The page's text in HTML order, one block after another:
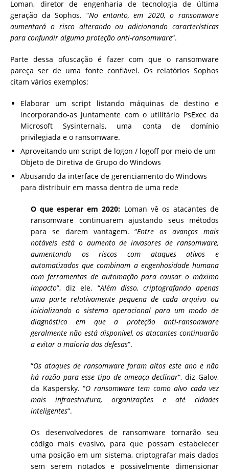
Loman, diretor de engenharia de tecnologia de última
geração da Sophos. “No entanto, em 2020, o ransomware
aumentará o risco alterando ou adicionando características
para confundir alguma proteção anti-ransomware“.
Parte dessa ofuscação é fazer com que o ransomware
pareça ser de uma fonte confiável. Os relatórios Sophos
citam vários exemplos:
Elaborar um script listando máquinas de destino e
incorporando-as juntamente com o utilitário PsExec da
Microsoft Sysinternals, uma conta de domínio
privilegiada e o ransomware.
Aproveitando um script de logon / logoff por meio de um
Objeto de Diretiva de Grupo do Windows
Abusando da interface de gerenciamento do Windows
para distribuir em massa dentro de uma rede
O que esperar em 2020: Loman vê os atacantes de
ransomware continuarem ajustando seus métodos
para se darem vantagem. “Entre os avanços mais
notáveis ​​está o aumento de invasores de ransomware,
aumentando os riscos com ataques ativos e
automatizados que combinam a engenhosidade humana
com ferramentas de automação para causar o máximo
impacto”, diz ele. “Além disso, criptografando apenas
uma parte relativamente pequena de cada arquivo ou
inicializando o sistema operacional para um modo de
diagnóstico em que a proteção anti-ransomware
geralmente não está disponível, os atacantes continuarão
a evitar a maioria das defesas“.
“Os ataques de ransomware foram altos este ano e não
há razão para esse tipo de ameaça declinar“, diz Galov,
da Kaspersky. “O ransomware tem como alvo cada vez
mais infraestrutura, organizações e até cidades
inteligentes“.
Os desenvolvedores de ransomware tornarão seu
código mais evasivo, para que possam estabelecer
uma posição em um sistema, criptografar mais dados
sem serem notados e possivelmente dimensionar